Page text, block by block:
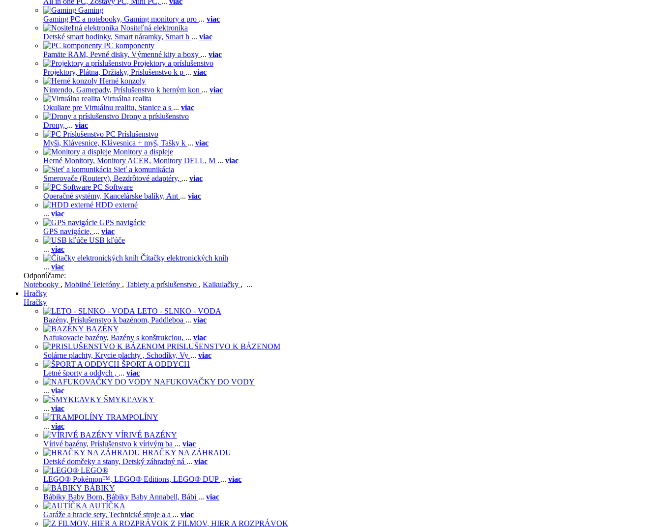
Gaming
Gaming PC a notebooky, Gaming monitory a pro ... viac
Nositeľná elektronika
Detské smart hodinky, Smart náramky, Smart h ... viac
PC komponenty
Pamäte RAM, Pevné disky, Výmenné kity a boxy ... viac
Projektory a príslušenstvo
Projektory, Plátna, Držiaky, Príslušenstvo k p ... viac
Herné konzoly
Nintendo, Gamepady, Príslušenstvo k herným kon ... viac
Virtuálna realita
Okuliare pre Virtuálnu realitu, Stanice a s ... viac
Drony a príslušenstvo
Drony, ... viac
PC Príslušenstvo
Myši, Klávesnice, Klávesnica + myš, Tašky k ... viac
Monitory a displeje
Herné Monitory, Monitory ACER, Monitory DELL, M ... viac
Sieť a komunikácia
Smerovače (Routery), Bezdrôtové adaptéry, ... viac
PC Software
Operačné systémy, Kancelárske balíky, Ant ... viac
HDD externé
... viac
GPS navigácie
GPS navigácie, ... viac
USB kľúče
... viac
Čítačky elektronických kníh
... viac
Odporúčame:
Notebooky , Mobilné Telefóny , Tablety a príslušenstvo , Kalkulačky , ...
Hračky
Hračky
LETO - SLNKO - VODA
Bazény, Príslušenstvo k bazénom, Paddleboa ... viac
BAZÉNY
Nafukovacie bazény, Bazény s konštrukciou, ... viac
PRISLUŠENSTVO K BÁZENOM
Solárne plachty, Krycie plachty , Schodíky, Vy ... viac
ŠPORT A ODDYCH
Letné športy a oddych , ... viac
NAFUKOVAČKY DO VODY
... viac
ŠMYKĽAVKY
... viac
TRAMPOLÍNY
... viac
VÍRIVÉ BAZÉNY
Vírivé bazény, Príslušenstvo k vírivým ba ... viac
HRAČKY NA ZÁHRADU
Detské domčeky a stany, Detský záhradný ná ... viac
LEGO®
LEGO® Pokémon™, LEGO® Editions, LEGO® DUP ... viac
BÁBIKY
Bábiky Baby Born, Bábiky Baby Annabell, Bábi ... viac
AUTÍČKA
Garáže a hracie sety, Technické stroje a a ... viac
Z FILMOV, HIER A ROZPRÁVOK